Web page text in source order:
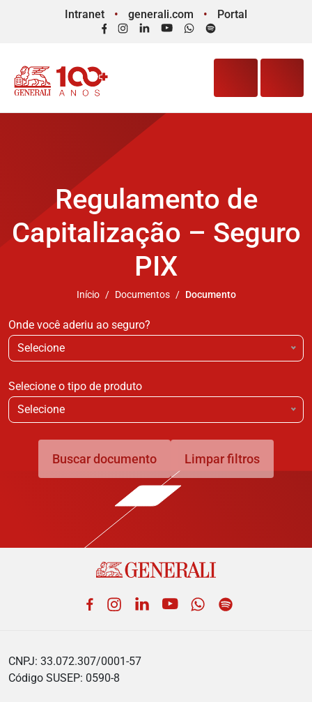
Intranet generali.com
Portal
FacebookInstagram
LinkedInYouTubeWhatsApp
Spotify
Regulamento de
Capitalização – Seguro
PIX
Início Documentos Documento
Onde você aderiu ao seguro?
Selecione
Selecione o tipo de produto
Selecione
Buscar documento Limpar filtros
Facebook
Instagram
LinkedIn
YouTubeWhatsApp
CNPJ: 33.072.307/0001-57
Código SUSEP: 0590-8